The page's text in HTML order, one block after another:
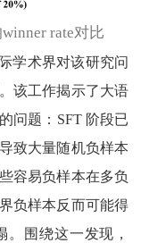
rate对比
学术界对该研究问
该工作揭示了大语
问题：SFT 阶段已
致大量随机负样本
容易负样本在多负
负样本反而可能得
围绕这一发现，